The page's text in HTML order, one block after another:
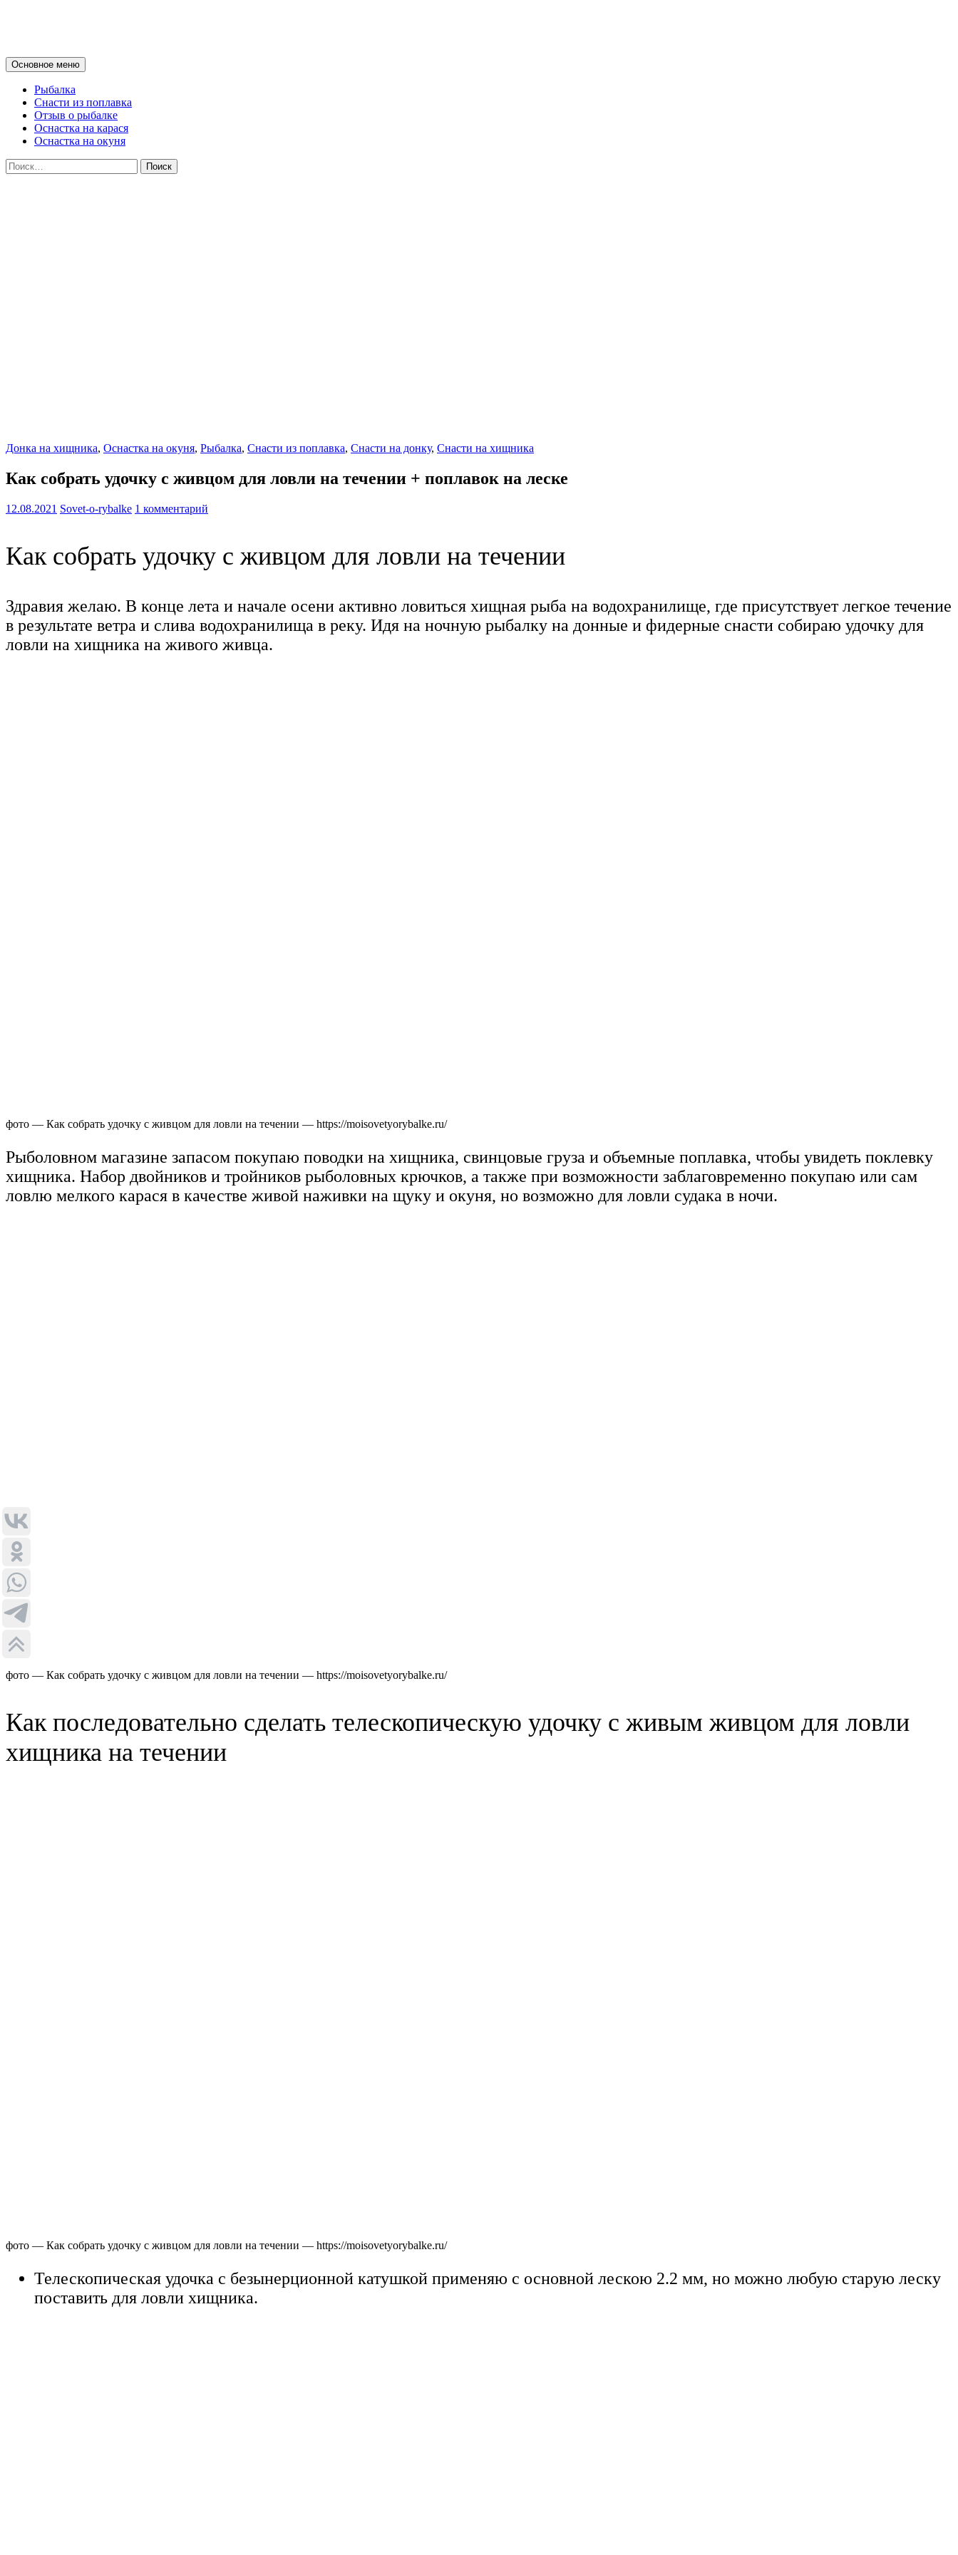
Поиск
Основное меню Перейти
к
Рыбалка
Снасти из поплавка
Отзыв о рыбалке
Оснастка на карася
Оснастка на окуня
Найти:
Донка на хищника, Оснастка на окуня, Рыбалка, Снасти из поплавка, Снасти на донку, Снасти на хищника
Как собрать удочку с живцом для ловли на течении + поплавок на леске
12.08.2021 Sovet-o-rybalke 1 комментарий
Как собрать удочку с живцом для ловли на течении
Здравия желаю. В конце лета и начале осени активно ловиться хищная рыба на водохранилище, где присутствует легкое течение
в результате ветра и слива водохранилища в реку. Идя на ночную рыбалку на донные и фидерные снасти собираю удочку для
ловли на хищника на живого живца.
фото — Как собрать удочку с живцом для ловли на течении — https://moisovetyorybalke.ru/
Рыболовном магазине запасом покупаю поводки на хищника, свинцовые груза и объемные поплавка, чтобы увидеть поклевку
хищника. Набор двойников и тройников рыболовных крючков, а также при возможности заблаговременно покупаю или сам
ловлю мелкого карася в качестве живой наживки на щуку и окуня, но возможно для ловли судака в ночи.
фото — Как собрать удочку с живцом для ловли на течении — https://moisovetyorybalke.ru/
Как последовательно сделать телескопическую удочку с живым живцом для ловли
хищника на течении
фото — Как собрать удочку с живцом для ловли на течении — https://moisovetyorybalke.ru/
Телескопическая удочка с безынерционной катушкой применяю с основной лескою 2.2 мм, но можно любую старую леску
поставить для ловли хищника.